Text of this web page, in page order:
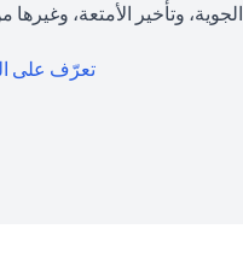
الجوية، وتأخير الأمتعة،
تعرّف على